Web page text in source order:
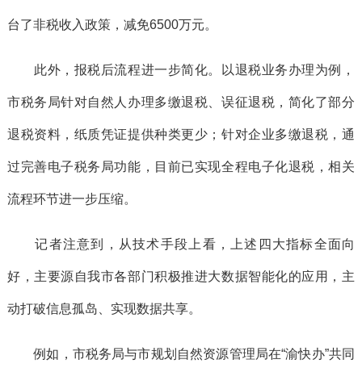
台了非税收入政策，减免6500万元。
此外，报税后流程进一步简化。以退税业务办理为例，
市税务局针对自然人办理多缴退税、误征退税，简化了部分
退税资料，纸质凭证提供种类更少；针对企业多缴退税，通
过完善电子税务局功能，目前已实现全程电子化退税，相关
流程环节进一步压缩。
记者注意到，从技术手段上看，上述四大指标全面向
好，主要源自我市各部门积极推进大数据智能化的应用，主
动打破信息孤岛、实现数据共享。
例如，市税务局与市规划自然资源管理局在“渝快办”共同